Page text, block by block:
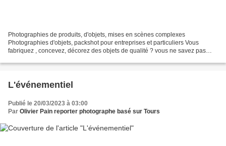
Photographies de produits, d'objets, mises en scènes complexes
Photographies d'objets, packshot pour entreprises et particuliers Vous
fabriquez , concevez, décorez des objets de qualité ? vous ne savez pas
L'événementiel
Publié le 20/03/2023 à 03:00
Par Olivier Pain reporter photographe basé sur Tours